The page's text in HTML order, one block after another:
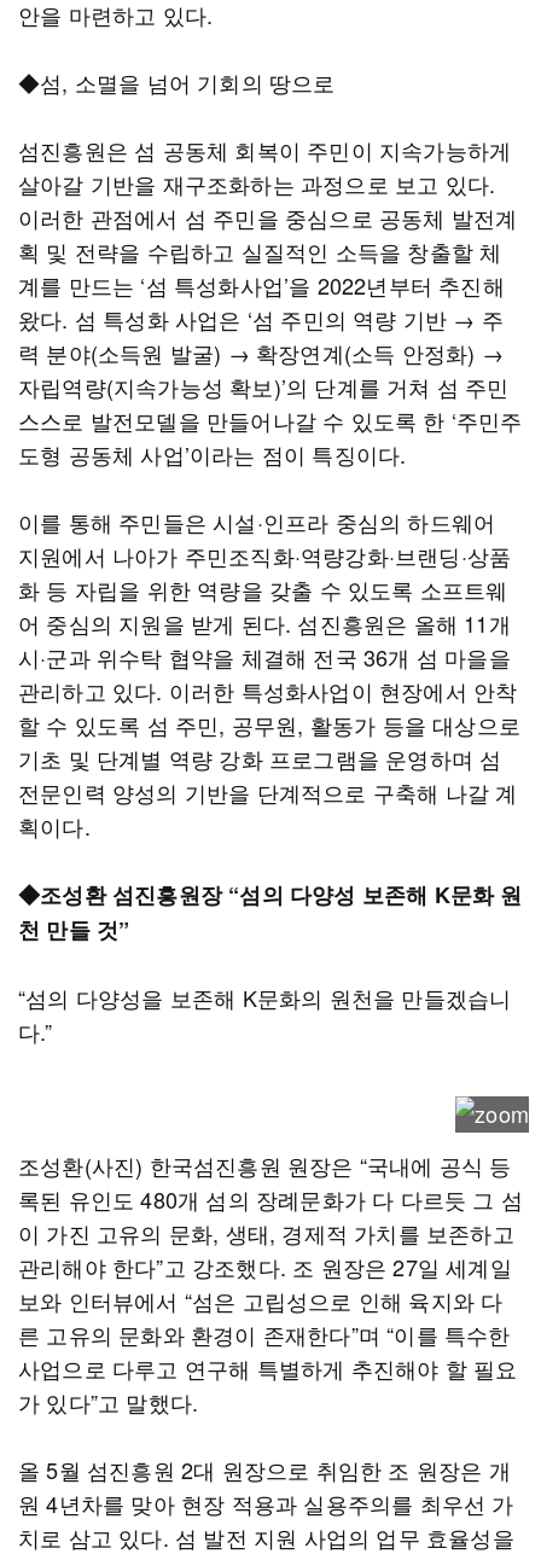
안을 마련하고 있다.
◆섬, 소멸을 넘어 기회의 땅으로
섬진흥원은 섬 공동체 회복이 주민이 지속가능하게
살아갈 기반을 재구조화하는 과정으로 보고 있다.
이러한 관점에서 섬 주민을 중심으로 공동체 발전계
획 및 전략을 수립하고 실질적인 소득을 창출할 체
계를 만드는 ‘섬 특성화사업’을 2022년부터 추진해
왔다. 섬 특성화 사업은 ‘섬 주민의 역량 기반 → 주
력 분야(소득원 발굴) → 확장연계(소득 안정화) →
자립역량(지속가능성 확보)’의 단계를 거쳐 섬 주민
스스로 발전모델을 만들어나갈 수 있도록 한 ‘주민주
도형 공동체 사업’이라는 점이 특징이다.
이를 통해 주민들은 시설·인프라 중심의 하드웨어
지원에서 나아가 주민조직화·역량강화·브랜딩·상품
화 등 자립을 위한 역량을 갖출 수 있도록 소프트웨
어 중심의 지원을 받게 된다. 섬진흥원은 올해 11개
시·군과 위수탁 협약을 체결해 전국 36개 섬 마을을
관리하고 있다. 이러한 특성화사업이 현장에서 안착
할 수 있도록 섬 주민, 공무원, 활동가 등을 대상으로
기초 및 단계별 역량 강화 프로그램을 운영하며 섬
전문인력 양성의 기반을 단계적으로 구축해 나갈 계
획이다.
◆조성환 섬진흥원장 “섬의 다양성 보존해 K문화 원
천 만들 것”
“섬의 다양성을 보존해 K문화의 원천을 만들겠습니
다.”
조성환(사진) 한국섬진흥원 원장은 “국내에 공식 등
록된 유인도 480개 섬의 장례문화가 다 다르듯 그 섬
이 가진 고유의 문화, 생태, 경제적 가치를 보존하고
관리해야 한다”고 강조했다. 조 원장은 27일 세계일
보와 인터뷰에서 ​“섬은 고립성으로 인해 육지와 다
른 고유의 문화와 환경이 존재한다”며 “이를 특수한
사업으로 다루고 연구해 특별하게 추진해야 할 필요
가 있다”고 말했다.
올 5월 섬진흥원 2대 원장으로 취임한 조 원장은 개
원 4년차를 맞아 현장 적용과 실용주의를 최우선 가
치로 삼고 있다. 섬 발전 지원 사업의 업무 효율성을